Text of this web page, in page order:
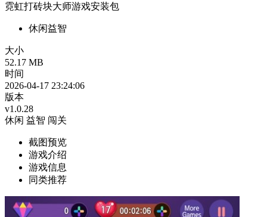
霓虹打砖块大师游戏安装包
休闲益智
大小
52.17 MB
时间
2026-04-17 23:24:06
版本
v1.0.28
休闲 益智 闯关
截图预览
游戏介绍
游戏信息
同类推荐